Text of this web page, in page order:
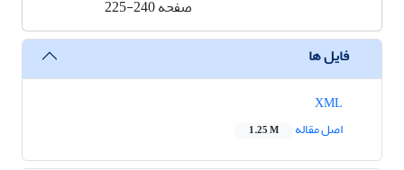
صفحه225-240
فایل ها
اصل مقاله
1.25 M